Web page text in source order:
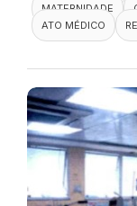
MATERNIDADE
ATO MÉDICO